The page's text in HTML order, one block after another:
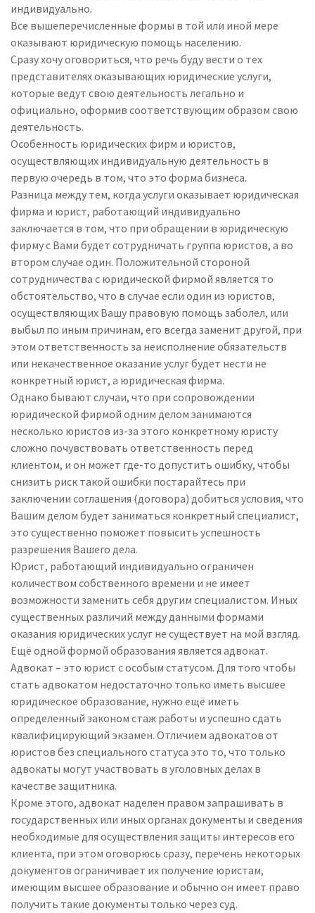
индивидуально.
Все вышеперечисленные формы в той или иной мере
оказывают юридическую помощь населению.
Сразу хочу оговориться, что речь буду вести о тех
представителях оказывающих юридические услуги,
которые ведут свою деятельность легально и
официально, оформив соответствующим образом свою
деятельность.
Особенность юридических фирм и юристов,
осуществляющих индивидуальную деятельность в
первую очередь в том, что это форма бизнеса.
Разница между тем, когда услуги оказывает юридическая
фирма и юрист, работающий индивидуально
заключается в том, что при обращении в юридическую
фирму с Вами будет сотрудничать группа юристов, а во
втором случае один. Положительной стороной
сотрудничества с юридической фирмой является то
обстоятельство, что в случае если один из юристов,
осуществляющих Вашу правовую помощь заболел, или
выбыл по иным причинам, его всегда заменит другой, при
этом ответственность за неисполнение обязательств
или некачественное оказание услуг будет нести не
конкретный юрист, а юридическая фирма.
Однако бывают случаи, что при сопровождении
юридической фирмой одним делом занимаются
несколько юристов из-за этого конкретному юристу
сложно почувствовать ответственность перед
клиентом, и он может где-то допустить ошибку, чтобы
снизить риск такой ошибки постарайтесь при
заключении соглашения (договора) добиться условия, что
Вашим делом будет заниматься конкретный специалист,
это существенно поможет повысить успешность
разрешения Вашего дела.
Юрист, работающий индивидуально ограничен
количеством собственного времени и не имеет
возможности заменить себя другим специалистом. Иных
существенных различий между данными формами
оказания юридических услуг не существует на мой взгляд.
Ещё одной формой образования является адвокат.
Адвокат – это юрист с особым статусом. Для того чтобы
стать адвокатом недостаточно только иметь высшее
юридическое образование, нужно ещё иметь
определенный законом стаж работы и успешно сдать
квалифицирующий экзамен. Отличием адвокатов от
юристов без специального статуса это то, что только
адвокаты могут участвовать в уголовных делах в
качестве защитника.
Кроме этого, адвокат наделен правом запрашивать в
государственных или иных органах документы и сведения
необходимые для осуществления защиты интересов его
клиента, при этом оговорюсь сразу, перечень некоторых
документов ограничивает их получение юристам,
имеющим высшее образование и обычно он имеет право
получить такие документы только через суд.